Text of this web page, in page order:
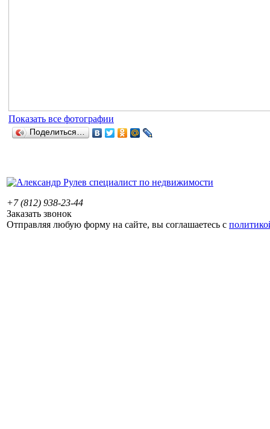
Показать все фотографии
Поделиться…
+7 (812) 938-23-44
Заказать звонок
Отправляя любую форму на сайте, вы соглашаетесь с